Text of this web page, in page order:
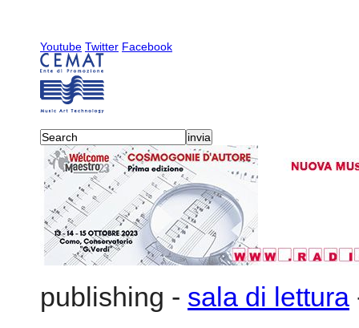
Youtube Twitter Facebook
publishing - sala di lettura